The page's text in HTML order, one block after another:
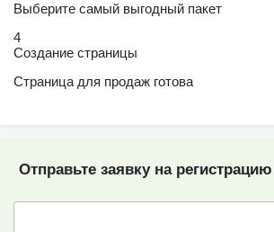
Выберите самый выгодный пакет
4
Создание страницы
Страница для продаж готова
Отправьте заявку на